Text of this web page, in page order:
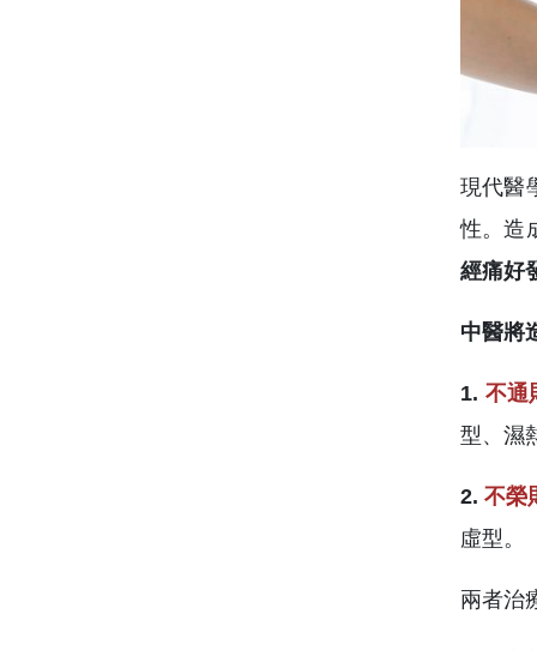
現代醫
性。造
經痛好
中醫將
1. 不通
型、濕
2. 不榮
虛型。
兩者治